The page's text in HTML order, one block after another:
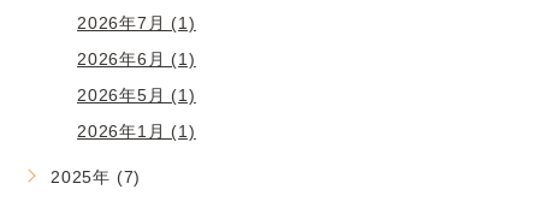
2026年7月 (1)
2026年6月 (1)
2026年5月 (1)
2026年1月 (1)
2025年 (7)